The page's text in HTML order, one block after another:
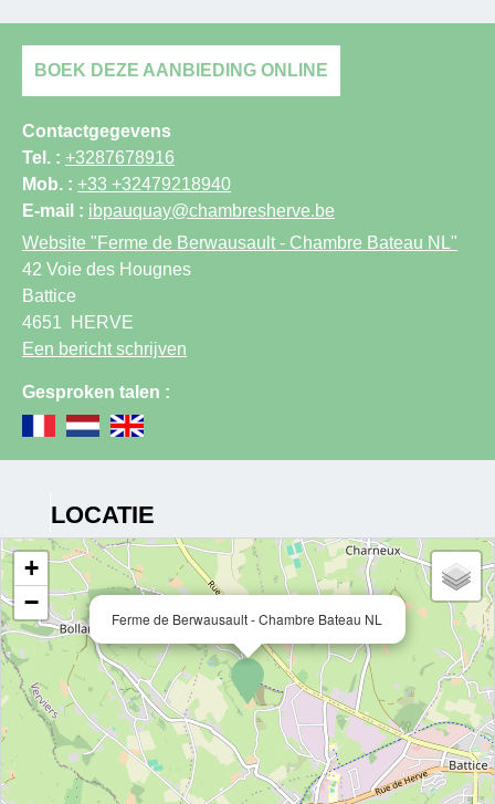
BOEK DEZE AANBIEDING ONLINE
Contactgegevens
Tel. : +3287678916
Mob. : +33 +32479218940
E-mail : ibpauquay@chambresherve.be
Website "Ferme de Berwausault - Chambre Bateau NL"
42 Voie des Hougnes
Battice
4651
HERVE
Een bericht schrijven
Gesproken talen :
LOCATIE
Ferme de Berwausault - Chambre Bateau NL
+
−